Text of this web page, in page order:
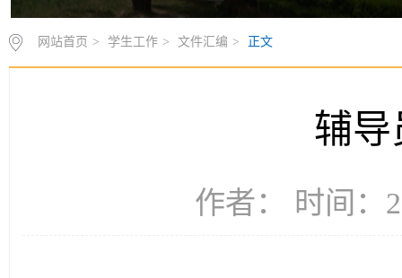
网站首页 > 学生工作 > 文件汇编 > 正文
辅导
作者： 时间：